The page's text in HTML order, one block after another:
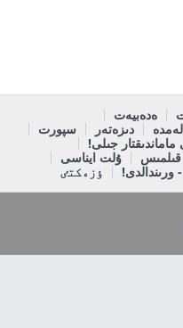
ەدەبيەت
دىزەتەر
سپورت
جىلى!
قىلمىس
ۇلت ايناسى
- ورىندالدى! ٶزەكتٸ